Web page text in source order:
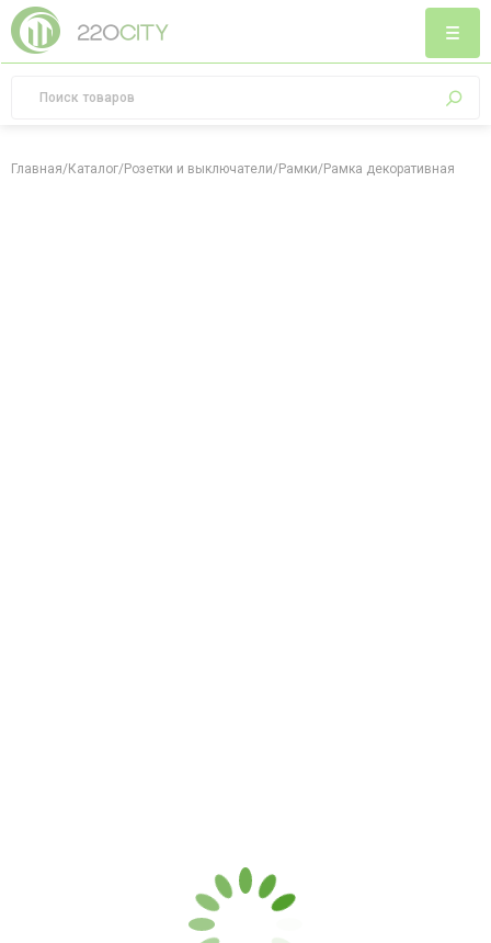
Главная/Каталог/Розетки и выключатели/Рамки/Рамка декоративная